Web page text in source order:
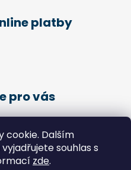
cookie. Dalším
souhlas s
zde.
platby
pro vás